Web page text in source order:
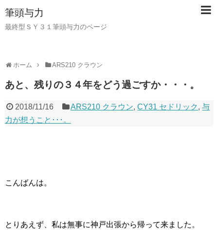
筆頭与力
最終型ＳＹ３１筆頭与力のページ
ホーム ARS210 クラウン
あと、残りの３４年をどう過ごすか・・・。
2018/11/16 ARS210 クラウン,CY31 セドリック ,与
力が想うこと･･･。
こんばんは。
とりあえず、私は無事に神戸出張から帰って来ました。